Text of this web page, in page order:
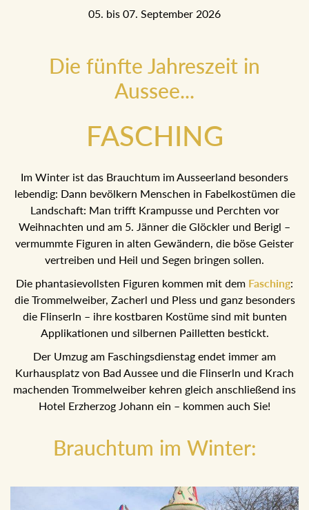
05. bis 07. September 2026
Die fünfte Jahreszeit in
Aussee...
FASCHING
Im Winter ist das Brauchtum im Ausseerland besonders
lebendig: Dann bevölkern Menschen in Fabelkostümen die
Landschaft: Man trifft Krampusse und Perchten vor
Weihnachten und am 5. Jänner die Glöckler und Berigl –
vermummte Figuren in alten Gewändern, die böse Geister
vertreiben und Heil und Segen bringen sollen.
Die phantasievollsten Figuren kommen mit dem Fasching:
die Trommelweiber, Zacherl und Pless und ganz besonders
die Flinserln – ihre kostbaren Kostüme sind mit bunten
Applikationen und silbernen Pailletten bestickt.
Der Umzug am Faschingsdienstag endet immer am
Kurhausplatz von Bad Aussee und die Flinserln und Krach
machenden Trommelweiber kehren gleich anschließend ins
Hotel Erzherzog Johann ein – kommen auch Sie!
Brauchtum im Winter: